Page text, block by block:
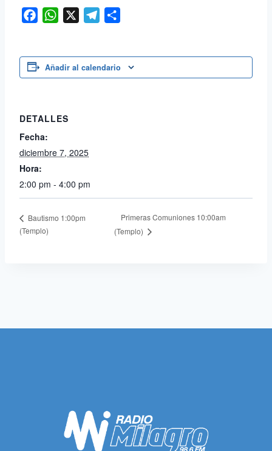
FacebookWhatsApp Telegram
Añadir al calendario
DETALLES
Fecha:
diciembre 7, 2025
Hora:
2:00 pm - 4:00 pm
Bautismo 1:00pm
(Templo)
Primeras Comuniones 10:00am
(Templo)